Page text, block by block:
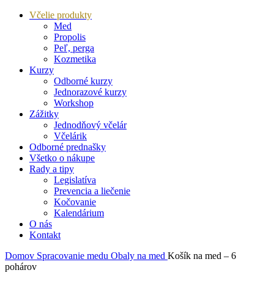
Včelie produkty
Med
Propolis
Peľ, perga
Kozmetika
Kurzy
Odborné kurzy
Jednorazové kurzy
Workshop
Zážitky
Jednodňový včelár
Včelárik
Odborné prednašky
Všetko o nákupe
Rady a tipy
Legislatíva
Prevencia a liečenie
Kočovanie
Kalendárium
O nás
Kontakt
Domov Spracovanie medu Obaly na med Košík na med – 6
pohárov